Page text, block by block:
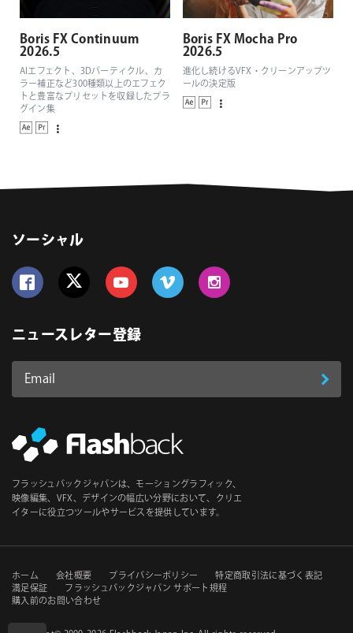
Boris FX Continuum
2026.5
AIエフェクト、3Dパーティクル、カ
ラー補正など300種類以上のエフェク
トと豊富なプリセットを収録したプラ
グイン集
Boris FX Mocha Pro
2026.5
進化し続けるVFX・クリーンアップツ
ールの決定版
ソーシャル
ニュースレター登録
Email
ス
必
須
登
フラッシュバックジャパンは、モーショングラフィック、
映像編集、VFX、デザインの幅広い分野において、クリエ
イターに役立つツールやサービスを提供しています。
セ
カ
ホーム 会社概要 プライバシーポリシー
特定商取引法に基づく表記
満足保証
フラッシュバックジャパン サポート規程
購入前のお問い合わせ